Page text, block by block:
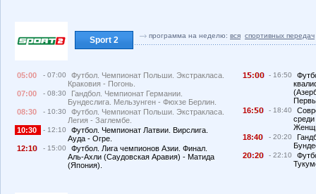
Sport 2 программа на неделю: вся спортивных передач
05:00 - 07:00
Футбол. Чемпионат Польши. Экстракласа.
Краковия - Погонь.
07:00
- 08:30
Гандбол. Чемпионат Германии.
Бундеслига. Мельзунген - Фюхзе Берлин.
08:30
- 10:30
Футбол. Чемпионат Польши. Экстракласа.
Легия - Заглембе.
10:30
- 12:10
Футбол. Чемпионат Латвии. Вирслига.
Ауда - Огре.
12:1
- 15:00
Футбол. Лига чемпионов Азии. Финал.
Аль-Ахли (Саудовская Аравия) - Матида
(Япония).
1 : - 16:50
16:
- 18:40
18:4
- 20:20
2
:2 - 22:10